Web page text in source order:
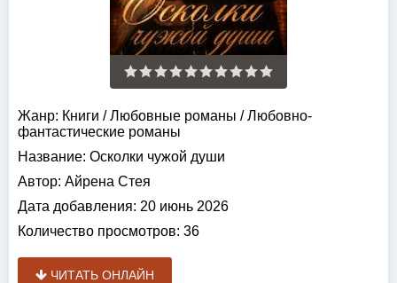
Жанр: Книги /Любовные романы /Любовно-
фантастические романы
Название: Осколки чужой души
Автор: Айрена Стея
Дата добавления: 20 июнь 2026
Количество просмотров: 36
ЧИТАТЬ ОНЛАЙН